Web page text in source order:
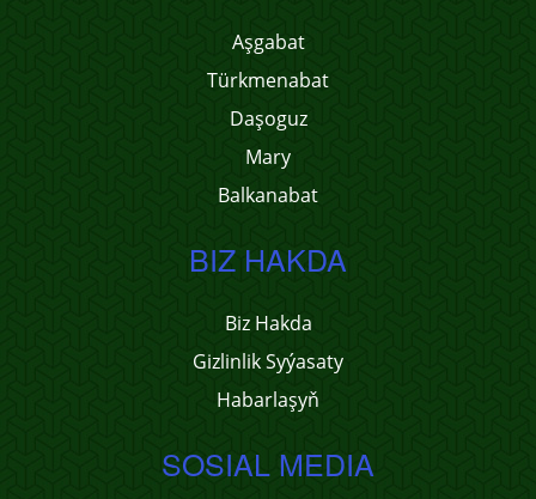
Aşgabat
Türkmenabat
Daşoguz
Mary
Balkanabat
BIZ HAKDA
Biz Hakda
Gizlinlik Syýasaty
Habarlaşyň
SOSIAL MEDIA